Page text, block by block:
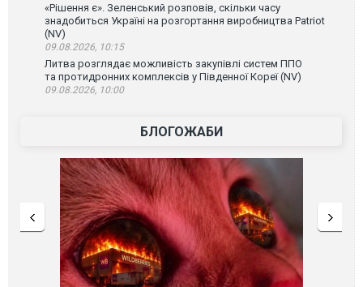
«Рішення є». Зеленський розповів, скільки часу
знадобиться Україні на розгортання виробництва Patriot
(NV)
09.08.2026, 10:15
Литва розглядає можливість закупівлі систем ППО
та протидронних комплексів у Південної Кореї (NV)
09.08.2026, 10:00
БЛОГОЖАБИ